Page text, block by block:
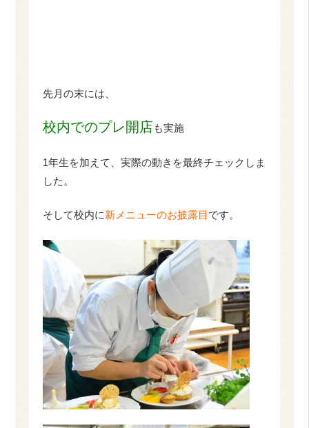
先月の末には、
校内でのプレ開店も実施
1年生を加えて、実際の動きを最終チェックしま
した。
そして校内に新メニューのお披露目 です。